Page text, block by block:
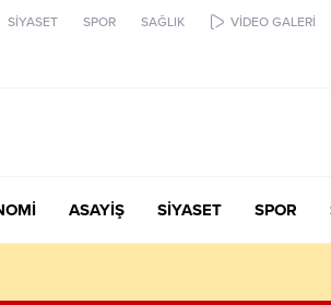
SİYASET SPOR SAĞLIK VİDEO GALERİ
ASAYİŞ SİYASET SPOR